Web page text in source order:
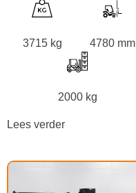
3715 kg 4780 mm
2000 kg
Lees verder